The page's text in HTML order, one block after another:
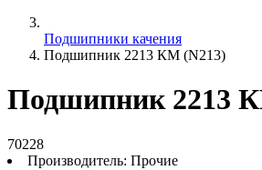
Подшипники качения
Подшипник 2213 КМ (N213)
Подшипник 2213
70228
Производитель: Прочие